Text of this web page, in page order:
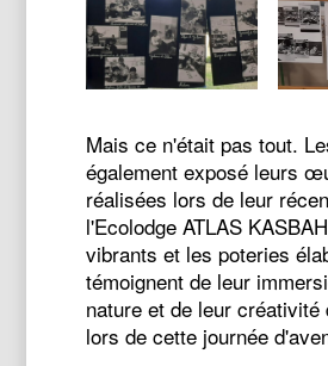
Mais ce n'était pas tout.
également exposé leurs
réalisées lors de leur
l'Ecolodge ATLAS
vibrants et les poteries
témoignent de leur
nature et de leur créativité
lors de cette journée